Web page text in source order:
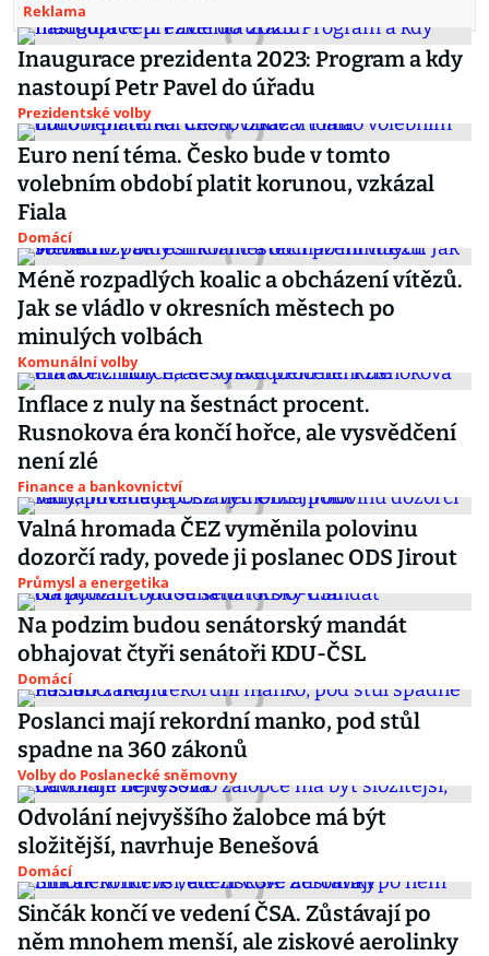
Reklama
Inaugurace prezidenta 2023: Program a kdy
nastoupí Petr Pavel do úřadu
Prezidentské volby
Euro není téma. Česko bude v tomto
volebním období platit korunou, vzkázal
Fiala
Domácí
Méně rozpadlých koalic a obcházení vítězů.
Jak se vládlo v okresních městech po
minulých volbách
Komunální volby
Inflace z nuly na šestnáct procent.
Rusnokova éra končí hořce, ale vysvědčení
není zlé
Finance a bankovnictví
Valná hromada ČEZ vyměnila polovinu
dozorčí rady, povede ji poslanec ODS Jirout
Průmysl a energetika
Na podzim budou senátorský mandát
obhajovat čtyři senátoři KDU-ČSL
Domácí
Poslanci mají rekordní manko, pod stůl
spadne na 360 zákonů
Volby do Poslanecké sněmovny
Odvolání nejvyššího žalobce má být
složitější, navrhuje Benešová
Domácí
Sinčák končí ve vedení ČSA. Zůstávají po
něm mnohem menší, ale ziskové aerolinky